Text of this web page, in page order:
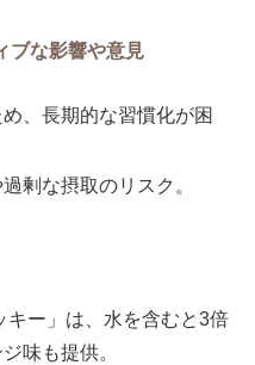
ブな影響や意見
、長期的な習慣化が困
剰な摂取のリスク。
キー」は、水を含むと3倍
味も提供。